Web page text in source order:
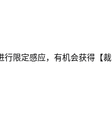
行限定感应，有机会获得【裁